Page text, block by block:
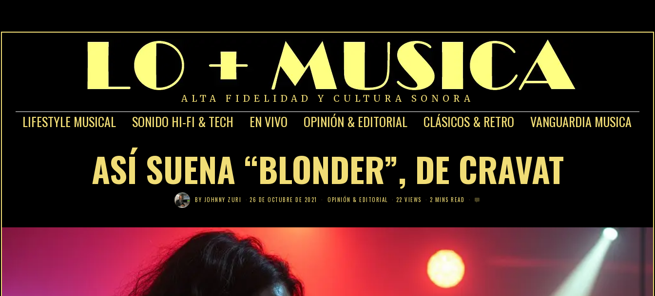
ALTA FIDELIDAD Y CULTURA SONORA
LIFESTYLE MUSICAL SONIDO HI-FI & TECH EN VIVO OPINIÓN & EDITORIAL CLÁSICOS & RETRO VANGUARDIA MUSICA
ASÍ SUENA “BLONDER”, DE CRAVAT
BY JOHNNY ZURI 26 DE OCTUBRE DE 2021 OPINIÓN & EDITORIAL 22 VIEWS 2 MINS READ